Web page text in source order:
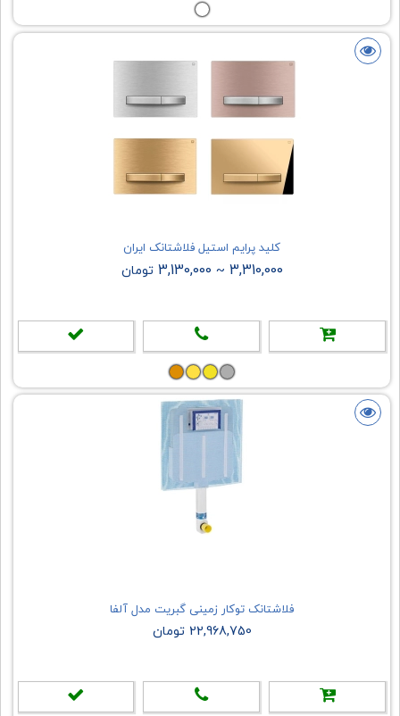
کلید پرایم استیل فلاشتانک ایران
3,310,000
~
3,130,000 تومان
فلاشتانک توکار زمینی گبریت مدل آلفا
22,968,750 تومان